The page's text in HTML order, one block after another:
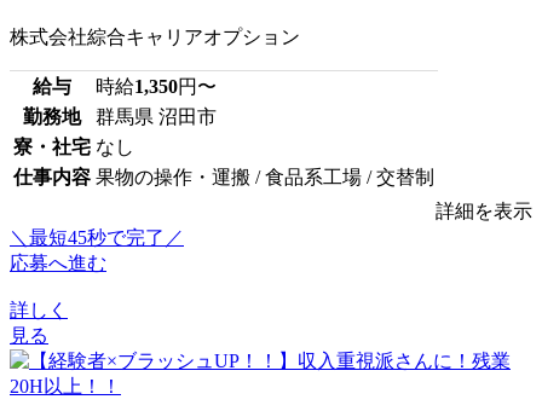
株式会社綜合キャリアオプション
給与 時給1,350円〜
勤務地
群馬県 沼田市
寮・社宅 なし
仕事内容 果物の操作・運搬 / 食品系工場 / 交替制
詳細を表示
＼最短45秒で完了／
応募へ進む
詳しく
見る